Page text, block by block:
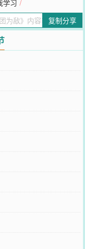
也是穿越者。他默默
世自己在辛弃疾墓和岳
与满朝语文天团为敌。
三个穿越者，主角赵暾
行文通俗白话，不考
的历史局限性。对宋代
看本文肯定会有强烈
要写诗词，但作者是废
，作者会挑选较为冷
——接档历史文求预收
年。苻坚刚继位，才
“双飞入紫宫”；大司
军功加九锡之礼；“旧
鸣，谢家刚“东山再起”
未开启，《世说新
墨重彩，后世许多向往
寒门士子刘翘，就游
鸡娃，养生，当太上
学隔壁唐太宗，争取二
涕泡泡，翻身，继续呼
。想当年，金戈铁马，
学习 /
复制分享